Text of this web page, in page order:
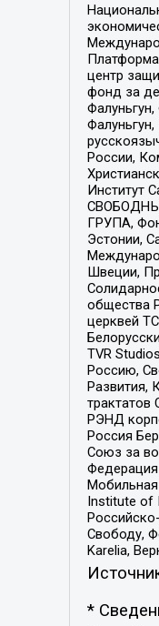
центр
фонд за
России,
Институт
ГРУПА,
Эстонии,
Швеции,
общества
церквей
TVR
Россию,
Развития,
трактатов
РЭНД
Россия
Союз за
Федерация
Institute of
Свободу,
Karelia,
*